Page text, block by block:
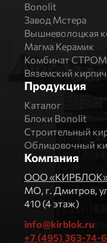
Bonolit
Завод Мстера
Вышневолоцкая
Магма Керамик
Комбинат
Вяземский
Продукция
Каталог
Блоки Bonolit
Строительный
Облицовочный
Компания
ООО
МO, г. Дмитров,
410 (4 этаж)
info@kirblok.ru
+7 (495) 363-74-